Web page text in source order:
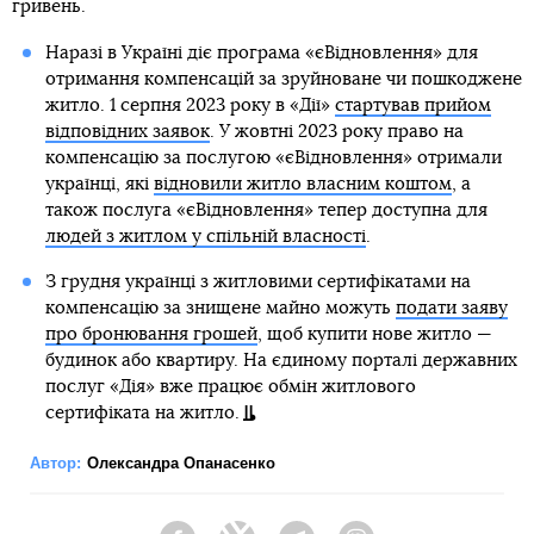
гривень.
Наразі в Україні діє програма «єВідновлення» для
отримання компенсацій за зруйноване чи пошкоджене
житло. 1 серпня 2023 року в «Дії» стартував прийом
відповідних заявок. У жовтні 2023 року право на
компенсацію за послугою «єВідновлення» отримали
українці, які відновили житло власним коштом, а
також послуга «єВідновлення» тепер доступна для
людей з житлом у спільній власності.
З грудня українці з житловими сертифікатами на
компенсацію за знищене майно можуть подати заяву
про бронювання грошей, щоб купити нове житло —
будинок або квартиру. На єдиному порталі державних
послуг «Дія» вже працює обмін житлового
сертифіката на житло.
Автор: Олександра Опанасенко